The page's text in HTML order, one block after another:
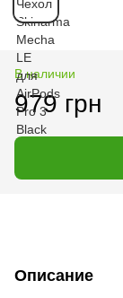
В наличии
979 грн
Описание